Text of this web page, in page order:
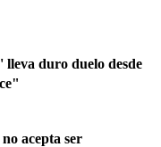
duro duelo desde
acepta ser